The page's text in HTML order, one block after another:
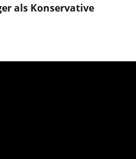
als Konservative